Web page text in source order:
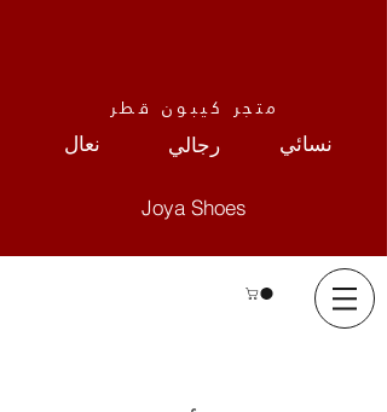
متجر كيبون قطر
نعال رجالي نسائي
Joya Shoes